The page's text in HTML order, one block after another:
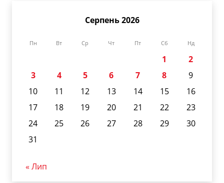
Серпень 2026
Пн Вт Ср Чт Пт Сб Нд
1
2
3
4 5 6 7 8
9
10
11 12 13 14 15
16
17
18 19 20 21 22
23
24
25 26 27 28 29
30
31
« Лип